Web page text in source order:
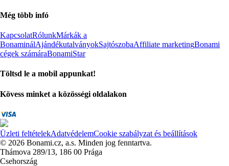
Még több infó
KapcsolatRólunkMárkák a
BonaminálAjándékutalványokSajtószobaAffiliate marketingBonami
cégek számáraBonamiStar
Töltsd le a mobil appunkat!
Kövess minket a közösségi oldalakon
Üzleti feltételekAdatvédelemCookie szabályzat és beállítások
© 2026 Bonami.cz, a.s. Minden jog fenntartva.
Thámova 289/13, 186 00 Prága
Csehország